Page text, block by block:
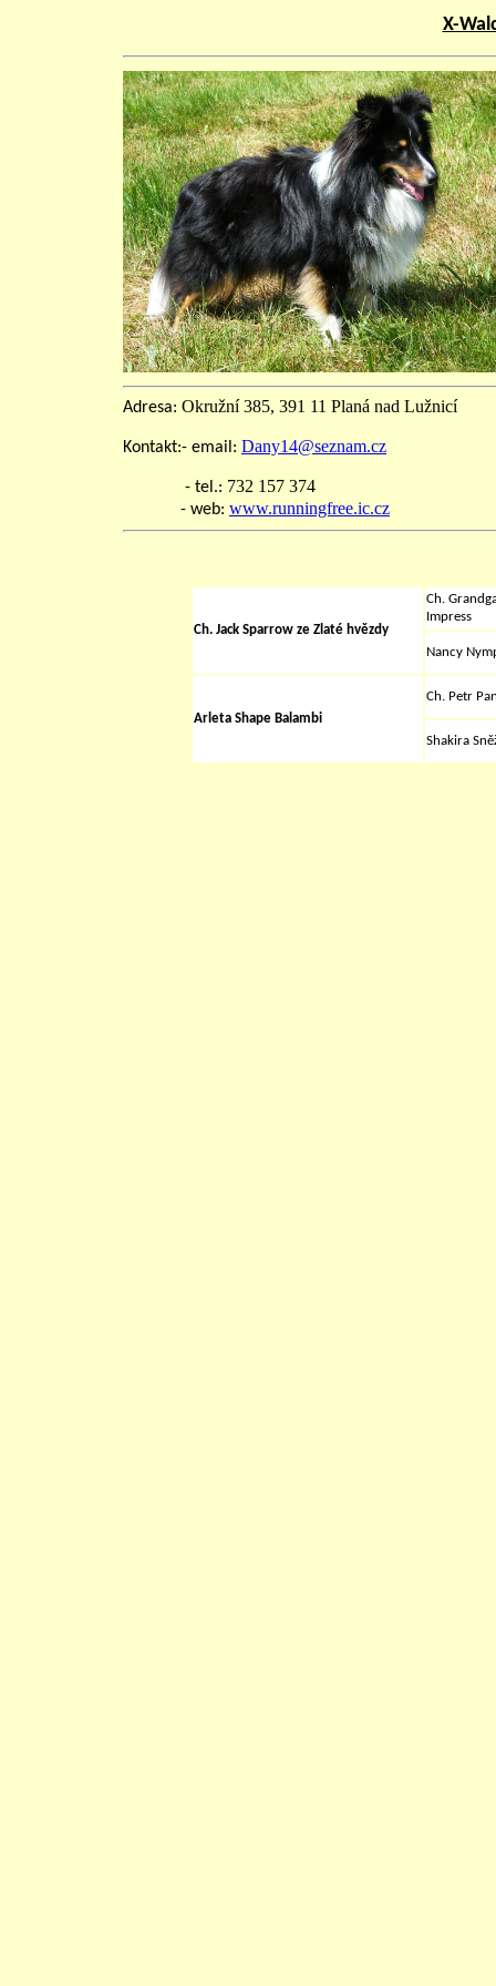
X-
Adresa: Okružní 385, 391 11 Planá nad Lužnicí
Kontakt:- email: Dany14@seznam.cz
- tel.: 732 157 374
- web: www.runningfree.ic.cz
Ch. Jack Sparrow ze Zlaté hvězdy
Ch.
Impress
Nancy
Arleta Shape Balambi
Ch. Petr
Shakira